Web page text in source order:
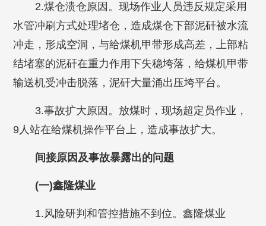
2.煤仓溃仓原因。现场作业人员违反规定采用
水管冲刷方式处理堵仓，造成煤仓下部泥矸被水流
冲走，形成空洞，与给煤机甲带形成高差，上部粘
结堵塞的泥矸在重力作用下失稳垮落，给煤机甲带
输送机受冲击脱落，泥矸大量涌出压垮平台。
3.事故扩大原因。放煤时，现场超定员作业，
9人站在给煤机操作平台上，造成事故扩大。
间接原因及事故暴露出的问题
(一)鑫隆煤业
1.风险研判和管控措施不到位。鑫隆煤业